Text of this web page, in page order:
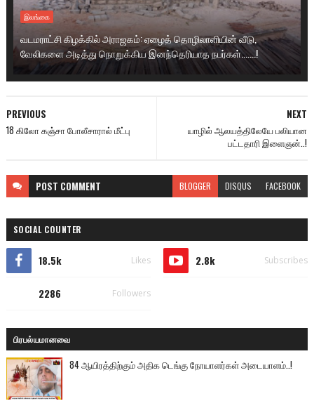
இலங்கை
வடமராட்சி கிழக்கில் அராஜகம்: ஏழைத் தொழிலாளியின் வீடு,
வேலிகளை அடித்து நொறுக்கிய இனந்தெரியாத நபர்கள்.......!
NEXT
யாழில் ஆலயத்திலேயே பலியான
பட்டதாரி இளைஞன்..!
PREVIOUS
18 கிலோ கஞ்சா போலீசாரால் மீட்பு
POST COMMENT BLOGGER DISQUS FACEBOOK
SOCIAL COUNTER
18.5k Likes 2.8k Subscribes
2286 Followers
பிரபல்யமானவை
84 ஆயிரத்திற்கும் அதிக டெங்கு நோயாளர்கள் அடையாளம்..!